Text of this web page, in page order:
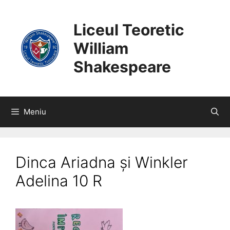
CONȚINUT
Liceul Teoretic
William
Shakespeare
Meniu
Dinca Ariadna și Winkler
Adelina 10 R